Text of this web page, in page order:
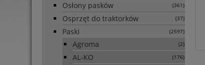
Osłony pasków (361)
Osprzęt do traktorków (37)
Paski (2597)
Agroma (2)
AL-KO (176)